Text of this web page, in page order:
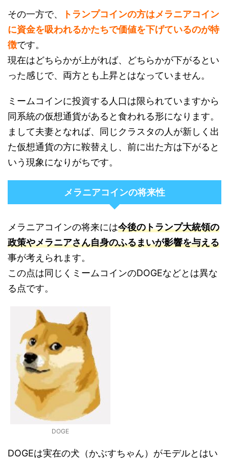
その一方で、
トランプコインの方はメラニアコイン
に資金を吸われるかたちで価値を下げているのが特
徴です。
現在はどちらかが上がれば、どちらかが下がるとい
った感じで、両方とも上昇とはなっていません。
ミームコインに投資する人口は限られていますから
同系統の仮想通貨があると食われる形になります。
まして夫妻となれば、同じクラスタの人が新しく出
た仮想通貨の方に鞍替えし、前に出た方は下がると
いう現象になりがちです。
メラニアコインの将来性
メラニアコインの将来には今後のトランプ大統領の
政策やメラニアさん自身のふるまいが影響を与える
事が考えられます。
この点は同じくミームコインのDOGEなどとは異な
る点です。
DOGE
DOGEは実在の犬（かぶすちゃん）がモデルとはい